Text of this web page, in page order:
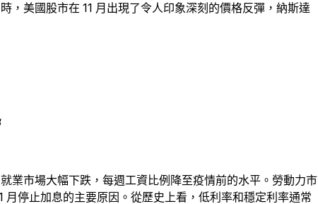
，美國股市在 11 月出現了令人印象深刻的價格反彈，納斯達
業市場大幅下跌，每週工資比例降至疫情前的水平。勞動力市
月停止加息的主要原因。從歷史上看，低利率和穩定利率通常